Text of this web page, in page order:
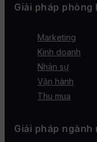
Giải pháp phòng
Marketing
Kinh doanh
Nhân sự
Vận hành
Thu mua
Giải pháp ngành